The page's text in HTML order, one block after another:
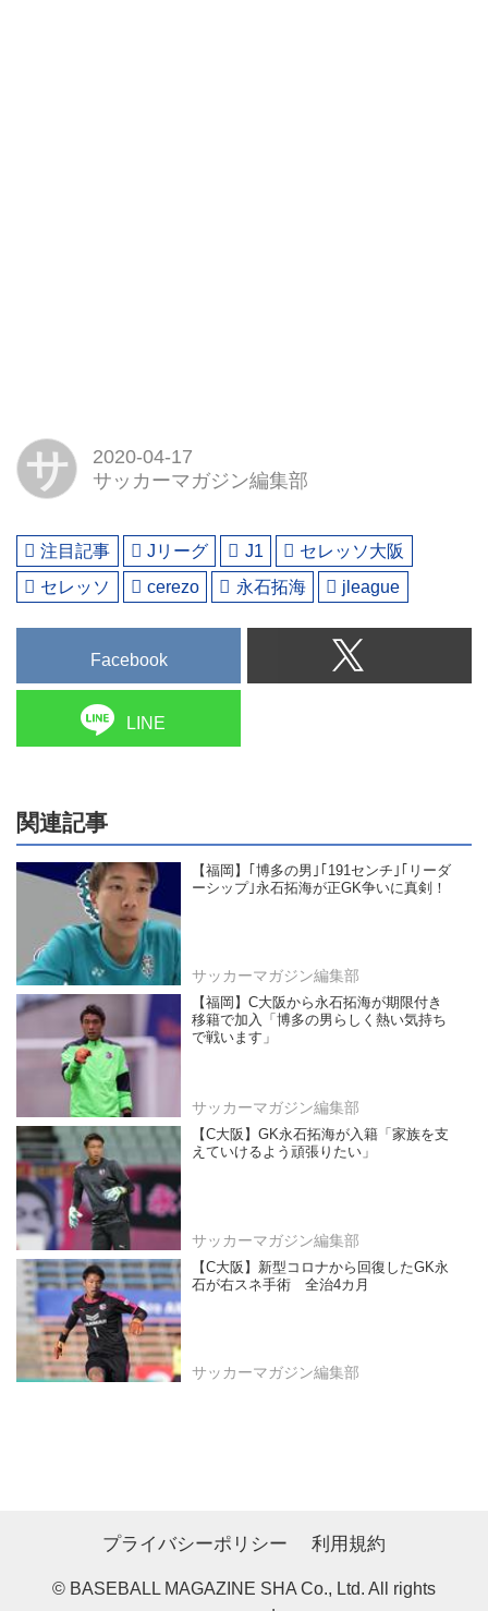
サ
2020-04-17
サッカーマガジン編集部
注目記事 Jリーグ J1
セレッソ大阪
セレッソ
cerezo 永石拓海 jleague
Facebook
LINE
関連記事
【福岡】｢博多の男｣｢191センチ｣｢リーダ
ーシップ｣永石拓海が正GK争いに真剣！
サッカーマガジン編集部
【福岡】C大阪から永石拓海が期限付き
移籍で加入「博多の男らしく熱い気持ち
で戦います」
サッカーマガジン編集部
【C大阪】GK永石拓海が入籍「家族を支
えていけるよう頑張りたい」
サッカーマガジン編集部
【C大阪】新型コロナから回復したGK永
石が右スネ手術 全治4カ月
サッカーマガジン編集部
プライバシーポリシー 利用規約
© BASEBALL MAGAZINE SHA Co., Ltd. All rights